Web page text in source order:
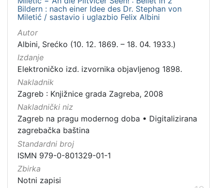
Bildern : nach einer Idee des Dr. Stephan von
Miletić / sastavio i uglazbio Felix Albini
Autor
Albini, Srećko (10. 12. 1869. – 18. 04. 1933.)
Izdanje
Elektroničko izd. izvornika objavljenog 1898.
Nakladnik
Zagreb : Knjižnice grada Zagreba, 2008
Nakladnički niz
Zagreb na pragu modernog doba • Digitalizirana
zagrebačka baština
Standardni broj
ISMN 979-0-801329-01-1
Zbirka
Notni zapisi